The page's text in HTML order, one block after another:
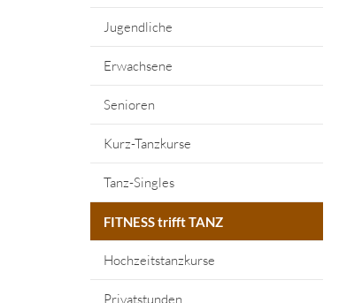
Jugendliche
Erwachsene
Senioren
Kurz-Tanzkurse
Tanz-Singles
FITNESS trifft TANZ
Hochzeitstanzkurse
Privatstunden